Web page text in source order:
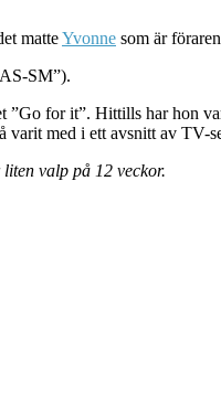
matteYvonne som är
SM”).
”Go for it”. Hittills har hon
med i ett avsnitt av TV-
valp på 12 veckor.